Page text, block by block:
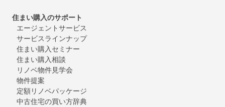
住まい購入のサポート
エージェントサービス
サービスラインナップ
住まい購入セミナー
住まい購入相談
リノベ物件見学会
物件提案
定額リノベパッケージ
中古住宅の買い方辞典